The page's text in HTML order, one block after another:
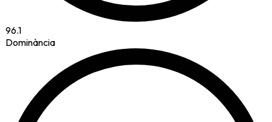
96.1
Dominància